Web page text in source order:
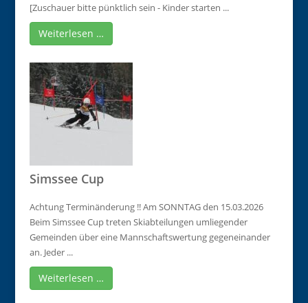
[Zuschauer bitte pünktlich sein - Kinder starten ...
Weiterlesen …
Simssee Cup
Achtung Terminänderung !! Am SONNTAG den 15.03.2026
Beim Simssee Cup treten Skiabteilungen umliegender
Gemeinden über eine Mannschaftswertung gegeneinander
an. Jeder ...
Weiterlesen …